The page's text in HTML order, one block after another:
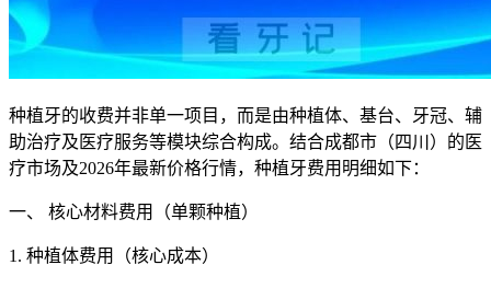
种植牙的收费并非单一项目，而是由种植体、基台、牙冠、辅
助治疗及医疗服务等模块综合构成。结合成都市（四川）的医
疗市场及2026年最新价格行情，种植牙费用明细如下：
一、 核心材料费用（单颗种植）
1. 种植体费用（核心成本）